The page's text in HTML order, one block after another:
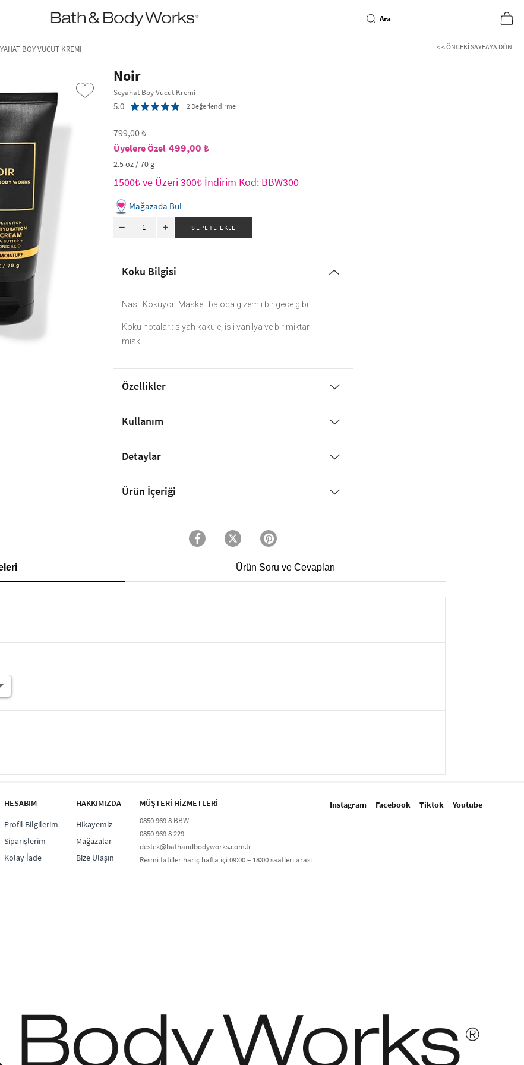
•2200₺ ve Üzeri Kargo Ücretsiz!•
*Promosyon Detayları
BOY VÜCUT KREMI < < ÖNCEKI SAYFAYA DÖN
Noir
Seyahat Boy Vücut Kremi
5.0 2 Değerlendirme
799,00 ₺
499,00 ₺
2.5 oz / 70 g
1500₺ ve Üzeri 300₺ İndirim Kod: BBW300
Mağazada Bul
Koku Bilgisi
Nasıl Kokuyor: Maskeli baloda gizemli bir gece gibi.
Koku notaları: siyah kakule, isli vanilya ve bir miktar
misk.
Özellikler
Kullanım
Detaylar
Ürün İçeriği
Ürün Soru ve Cevapları
Instagram Facebook Tiktok Youtube
HESABIM
Profil Bilgilerim
Siparişlerim
Kolay İade
HAKKIMIZDA
Hikayemiz
Mağazalar
Bize Ulaşın
MÜŞTERİ HİZMETLERİ​
0850 969 8 BBW​
0850 969 8 229​​
destek@bathandbodyworks.com.tr
Resmi tatiller hariç hafta içi 09:00 – 18:00 saatleri arası​